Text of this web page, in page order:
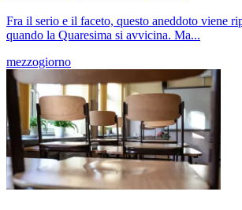
Fra il serio e il faceto, questo aneddoto viene
quando la Quaresima si avvicina. Ma...
mezzogiorno